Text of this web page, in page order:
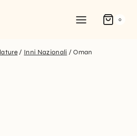
0
/ Inni Nazionali / Oman